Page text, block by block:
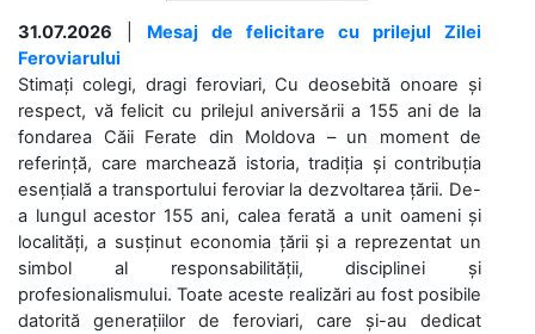
31.07.2026
Mesaj de felicitare cu prilejul Zilei
Feroviarului
Stimați colegi, dragi feroviari, Cu deosebită onoare și
respect, vă felicit cu prilejul aniversării a 155 ani de la
fondarea Căii Ferate din Moldova – un moment de
referință, care marchează istoria, tradiția și contribuția
esențială a transportului feroviar la dezvoltarea țării. De-
a lungul acestor 155 ani, calea ferată a unit oameni și
localități, a susținut economia țării și a reprezentat un
simbol al responsabilității, disciplinei și
profesionalismului. Toate aceste realizări au fost posibile
datorită generațiilor de feroviari, care și-au dedicat